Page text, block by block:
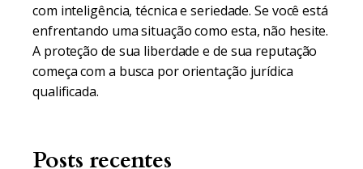
com inteligência, técnica e seriedade. Se você está
enfrentando uma situação como esta, não hesite.
A proteção de sua liberdade e de sua reputação
começa com a busca por orientação jurídica
qualificada.
Posts recentes